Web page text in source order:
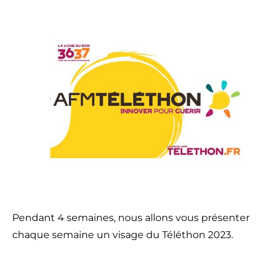
Pendant 4 semaines, nous allons vous présenter
chaque semaine un visage du Téléthon 2023.